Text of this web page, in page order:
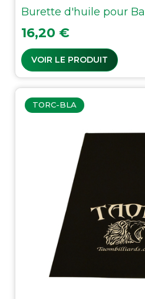
Burette d'huile pour
Prix
16,20 €
VOIR LE PRODUIT
TORC-BLA